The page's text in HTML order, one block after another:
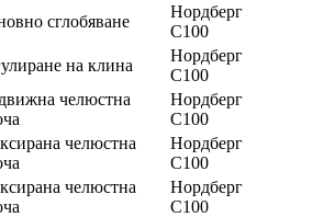
сглобяване
Нордберг
C100
на клина
Нордберг
C100
челюстна
Нордберг
C100
челюстна
Нордберг
C100
челюстна
Нордберг
C100